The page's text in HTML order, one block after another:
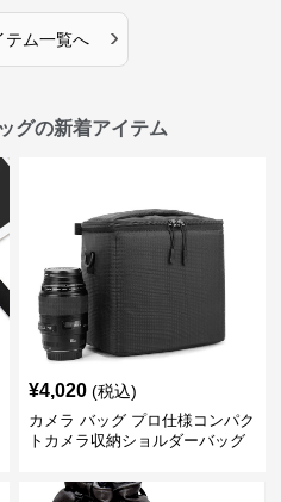
テム一覧へ ›
グの新着アイテム
¥4,020 (税込)
カメラ バッグ プロ仕様コンパク
トカメラ収納ショルダーバッグ